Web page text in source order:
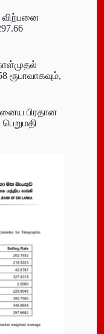
விற்பனை
ரூபாவாகவும்,
பிரதான